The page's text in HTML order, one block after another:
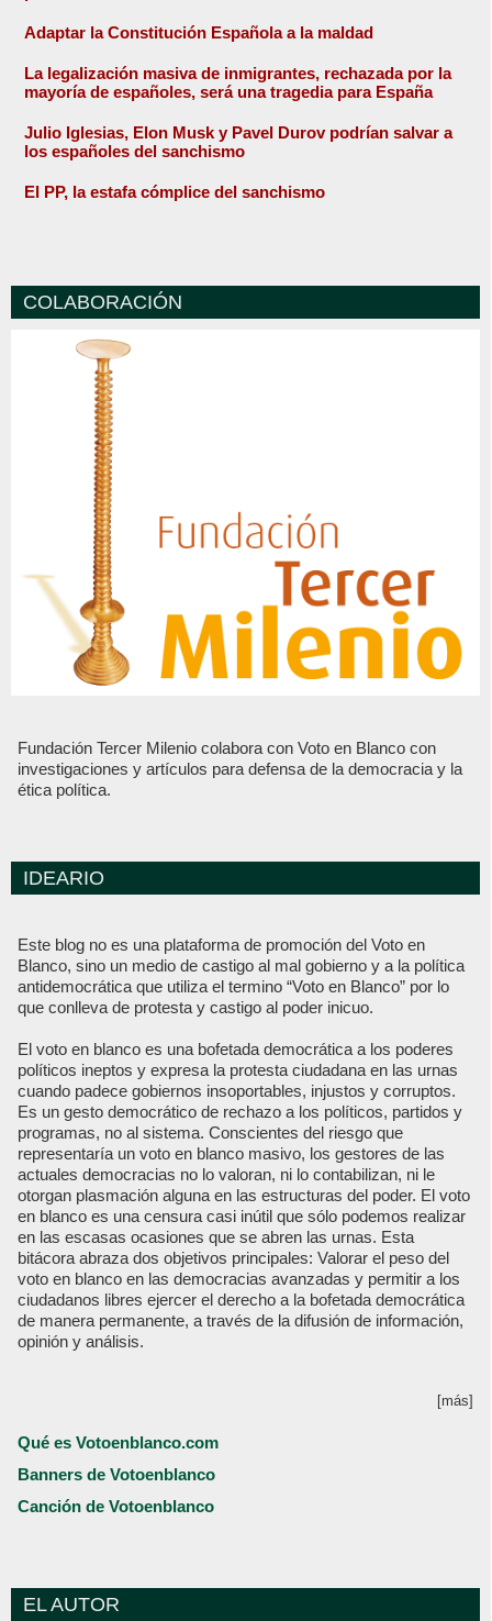
Adaptar la Constitución Española a la maldad
La legalización masiva de inmigrantes, rechazada por la
mayoría de españoles, será una tragedia para España
Julio Iglesias, Elon Musk y Pavel Durov podrían salvar a
los españoles del sanchismo
El PP, la estafa cómplice del sanchismo
COLABORACIÓN
Fundación Tercer Milenio colabora con Voto en Blanco con
investigaciones y artículos para defensa de la democracia y la
ética política.
IDEARIO
Este blog no es una plataforma de promoción del Voto en
Blanco, sino un medio de castigo al mal gobierno y a la política
antidemocrática que utiliza el termino “Voto en Blanco” por lo
que conlleva de protesta y castigo al poder inicuo.
El voto en blanco es una bofetada democrática a los poderes
políticos ineptos y expresa la protesta ciudadana en las urnas
cuando padece gobiernos insoportables, injustos y corruptos.
Es un gesto democrático de rechazo a los políticos, partidos y
programas, no al sistema. Conscientes del riesgo que
representaría un voto en blanco masivo, los gestores de las
actuales democracias no lo valoran, ni lo contabilizan, ni le
otorgan plasmación alguna en las estructuras del poder. El voto
en blanco es una censura casi inútil que sólo podemos realizar
en las escasas ocasiones que se abren las urnas. Esta
bitácora abraza dos objetivos principales: Valorar el peso del
voto en blanco en las democracias avanzadas y permitir a los
ciudadanos libres ejercer el derecho a la bofetada democrática
de manera permanente, a través de la difusión de información,
opinión y análisis.
[más]
Qué es Votoenblanco.com
Banners de Votoenblanco
Canción de Votoenblanco
EL AUTOR